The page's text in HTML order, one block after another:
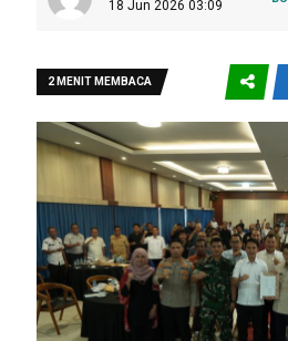
18 Jun 2026 03:09
2 MENIT MEMBACA